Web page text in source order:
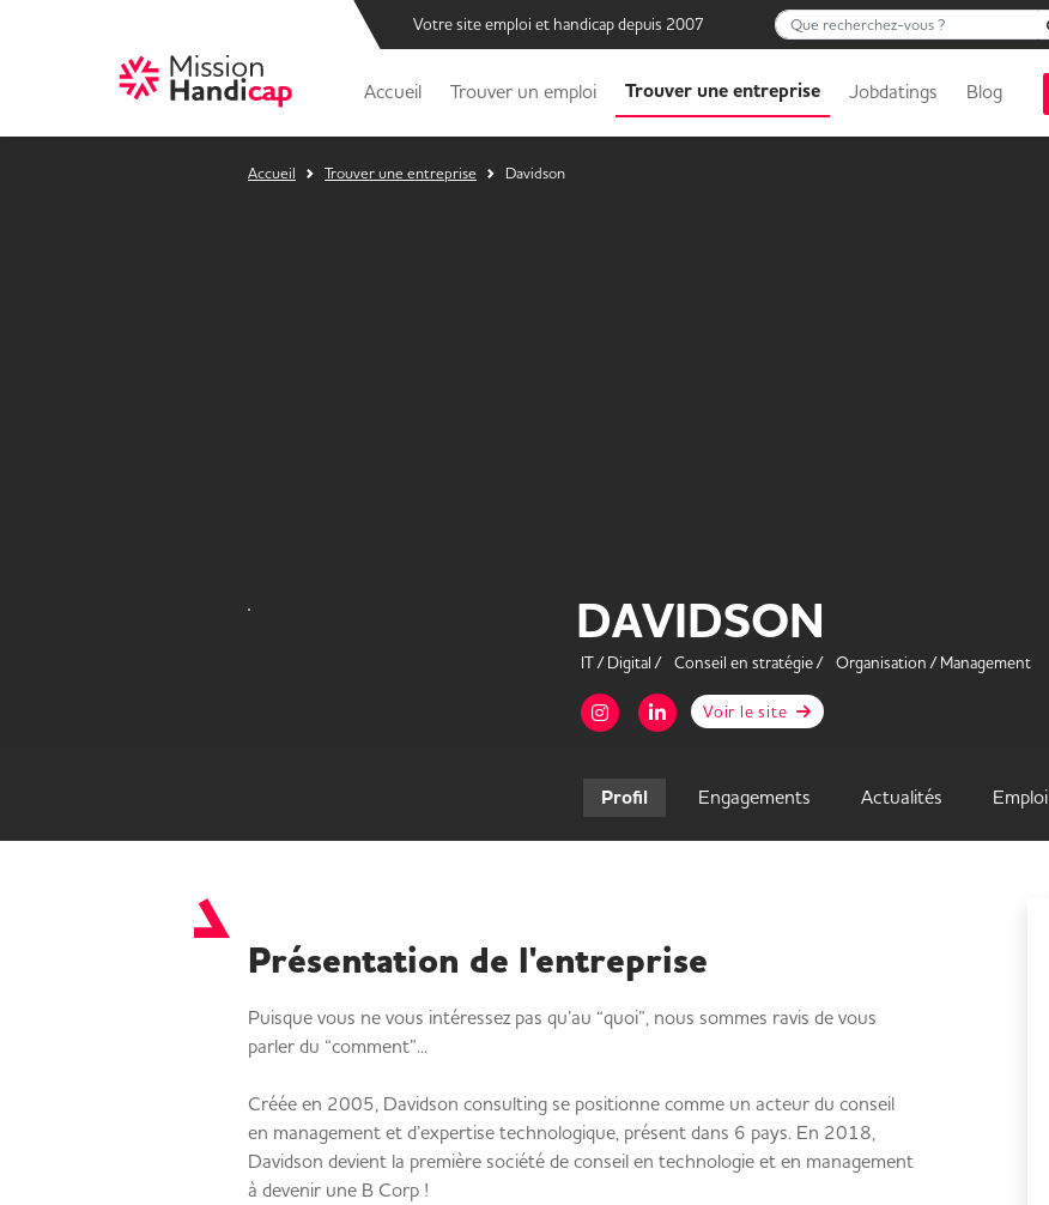
Votre site emploi et handicap depuis 2007 Que recherchez-vous ?
Accueil Trouver un emploi Trouver une entreprise Jobdatings Blog
Accueil Trouver une entreprise Davidson
DAVIDSON
IT / Digital / Conseil en stratégie / Organisation / Management
Page Instagram de Davidson
Page LinkedIn de Davidson
Voir le site
Profil Engagements Actualités Emploi
Présentation de l'entreprise
Puisque vous ne vous intéressez pas qu’au “quoi”, nous sommes ravis de vous
parler du “comment”...
Créée en 2005, Davidson consulting se positionne comme un acteur du conseil
en management et d’expertise technologique, présent dans 6 pays. En 2018,
Davidson devient la première société de conseil en technologie et en management
à devenir une B Corp !